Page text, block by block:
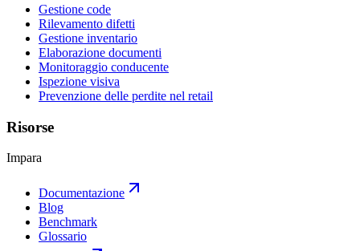
Gestione code
Rilevamento difetti
Gestione inventario
Elaborazione documenti
Monitoraggio conducente
Ispezione visiva
Prevenzione delle perdite nel retail
Risorse
Impara
Documentazione
Blog
Benchmark
Glossario